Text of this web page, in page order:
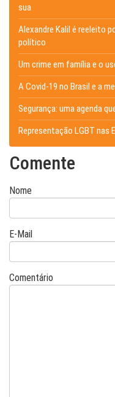
sua
Alexandre Kalil é reeleito
político
Um crime em família e o
A Covid-19 no Brasil e a
Segurança: uma agenda
Representação LGBT nas
Comente
Nome
E-Mail
Comentário